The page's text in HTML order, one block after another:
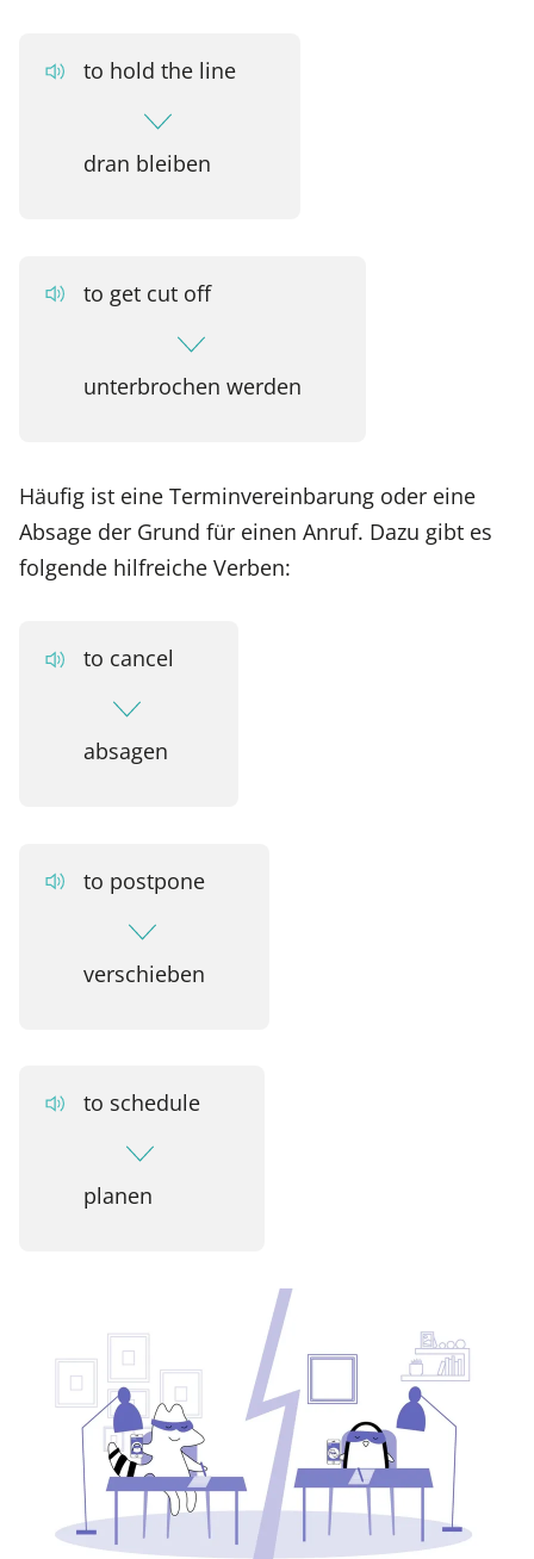
to hold the line
dran bleiben
to get cut off
unterbrochen werden
Häufig ist eine Terminvereinbarung oder eine
Absage der Grund für einen Anruf. Dazu gibt es
folgende hilfreiche Verben:
to cancel
absagen
to postpone
verschieben
to schedule
planen